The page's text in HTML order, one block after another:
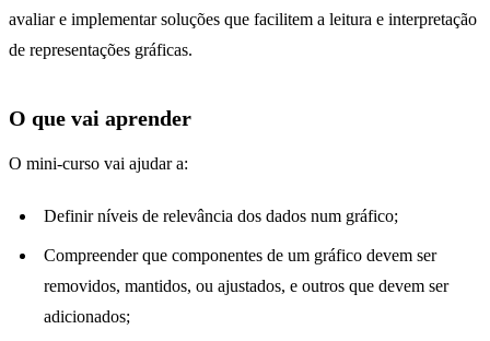
avaliar e implementar soluções que facilitem a leitura e interpretação
de representações gráficas.
O que vai aprender
O mini-curso vai ajudar a:
Definir níveis de relevância dos dados num gráfico;
Compreender que componentes de um gráfico devem ser
removidos, mantidos, ou ajustados, e outros que devem ser
adicionados;